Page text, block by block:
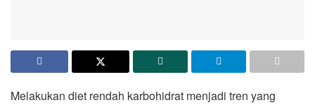
Melakukan diet rendah karbohidrat menjadi tren yang